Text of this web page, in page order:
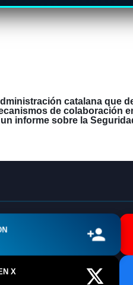
catalana que
de colaboración
informe sobre la
X
ℹ️ Consulta General a Sede
⚖️ Dpto. Jurídico y Abogados
🤖 Dudas Rápidas del